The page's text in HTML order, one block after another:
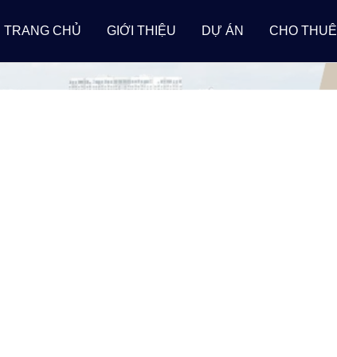
TRANG CHỦ GIỚI THIỆU DỰ ÁN CHO THUÊ